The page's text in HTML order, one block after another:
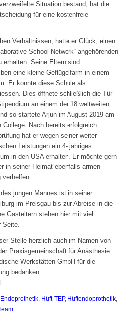
Situation bestand, hat die
für eine kostenfreie
Verhältnissen, hatte er Glück, einen
School Network“ angehörenden
erhalten. Seine Eltern sind
eine kleine Geflügelfarm in einem
Er konnte diese Schule als
Dies öffnete schließlich die Tür
an einem der 18 weltweiten
so startete Arjun im August 2019 am
College. Nach bereits erfolgreich
hat er wegen seiner weiter
Leistungen ein 4- jähriges
in den USA erhalten. Er möchte gern
in seiner Heimat ebenfalls armen
verhelfen.
jungen Mannes ist in seiner
im Preisgau bis zur Abreise in die
Gasteltern stehen hier mit viel
Seite.
Stelle herzlich auch im Namen von
Praxisgemeinschaft für Anästhesie
Werkstätten GmbH für die
bedanken.
Endoprothetik, Hüft-TEP, Hüftendoprothetik,